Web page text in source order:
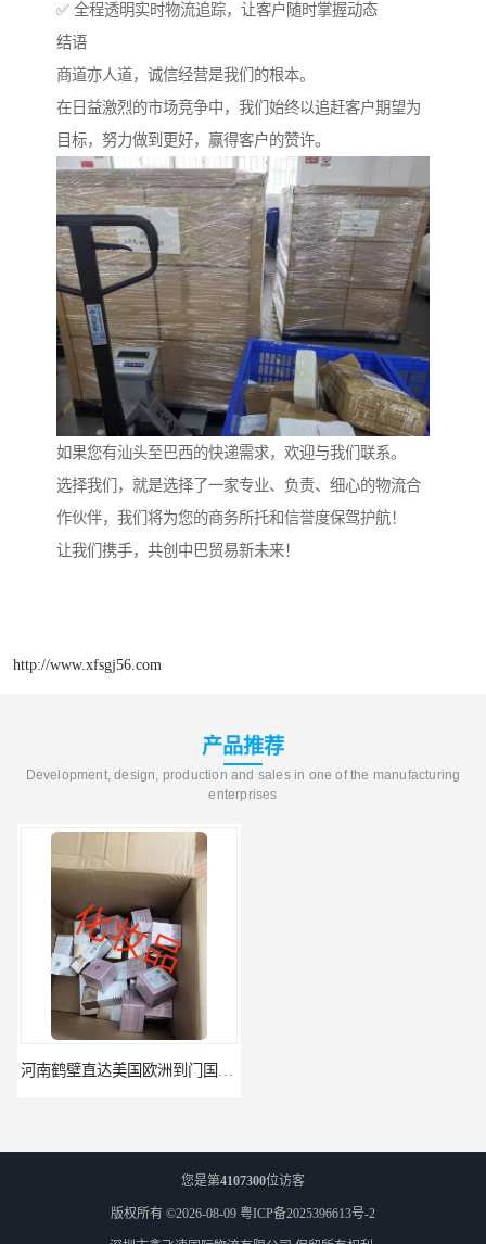
✅ 全程透明实时物流追踪，让客户随时掌握动态
结语
商道亦人道，诚信经营是我们的根本。
在日益激烈的市场竞争中，我们始终以追赶客户期望为
目标，努力做到更好，赢得客户的赞许。
如果您有汕头至巴西的快递需求，欢迎与我们联系。
选择我们，就是选择了一家专业、负责、细心的物流合
作伙伴，我们将为您的商务所托和信誉度保驾护航！
让我们携手，共创中巴贸易新未来！
http://www.xfsgj56.com
产品推荐
Development, design, production and sales in one of the manufacturing
enterprises
河南鹤壁直达美国欧洲到门国际快递药品口罩洗手液消毒水防护衣
您是第4107300位访客
版权所有 ©2026-08-09 粤ICP备2025396613号-2